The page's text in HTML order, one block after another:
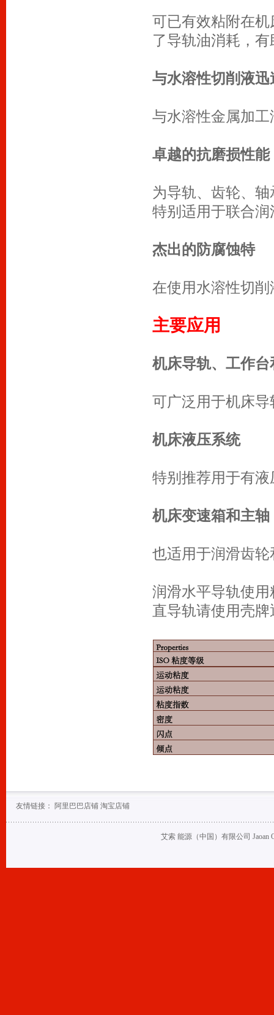
可已有效粘附在
了导轨油消耗，
与水溶性切削液迅
与水溶性金属加
卓越的抗磨损性能
为导轨、齿轮、
特别适用于联合
杰出的防腐蚀特
在使用水溶性切
主要应用
机床导轨、工作
可广泛用于机床
机床液压系统
特别推荐用于有
机床变速箱和主轴
也适用于润滑齿轮
润滑水平导轨使用
直导轨请使用壳牌
友情链接： 阿里巴巴店铺 淘宝店铺
艾索 能源（中国）有限公司 Jaoan